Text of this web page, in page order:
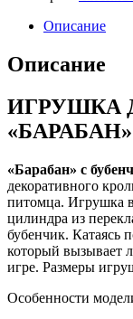
Описание
Описание
ИГРУШКА
«БАРАБАН»
«Барабан» с
декоративного
питомца. Игрушка
цилиндра из
бубенчик. Катаясь
который вызывает
игре. Размеры
Особенности